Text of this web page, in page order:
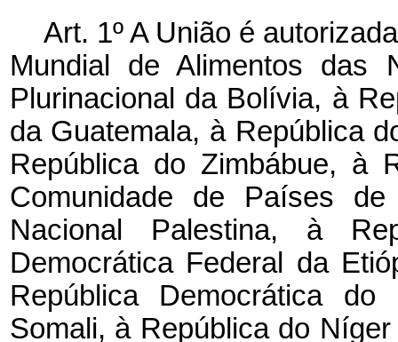
Art. 1º A União é
Mundial de Alimentos das
Plurinacional da Bolívia, à
da Guatemala, à República
República do Zimbábue, à
Comunidade de Países
Nacional Palestina, à
Democrática Federal da
República Democrática
Somali, à República do